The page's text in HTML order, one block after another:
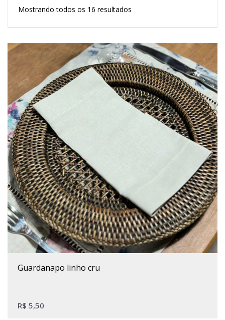
Cadastrar Conta
Mostrando todos os 16 resultados
guardanapo linho cru
R$ 5,50